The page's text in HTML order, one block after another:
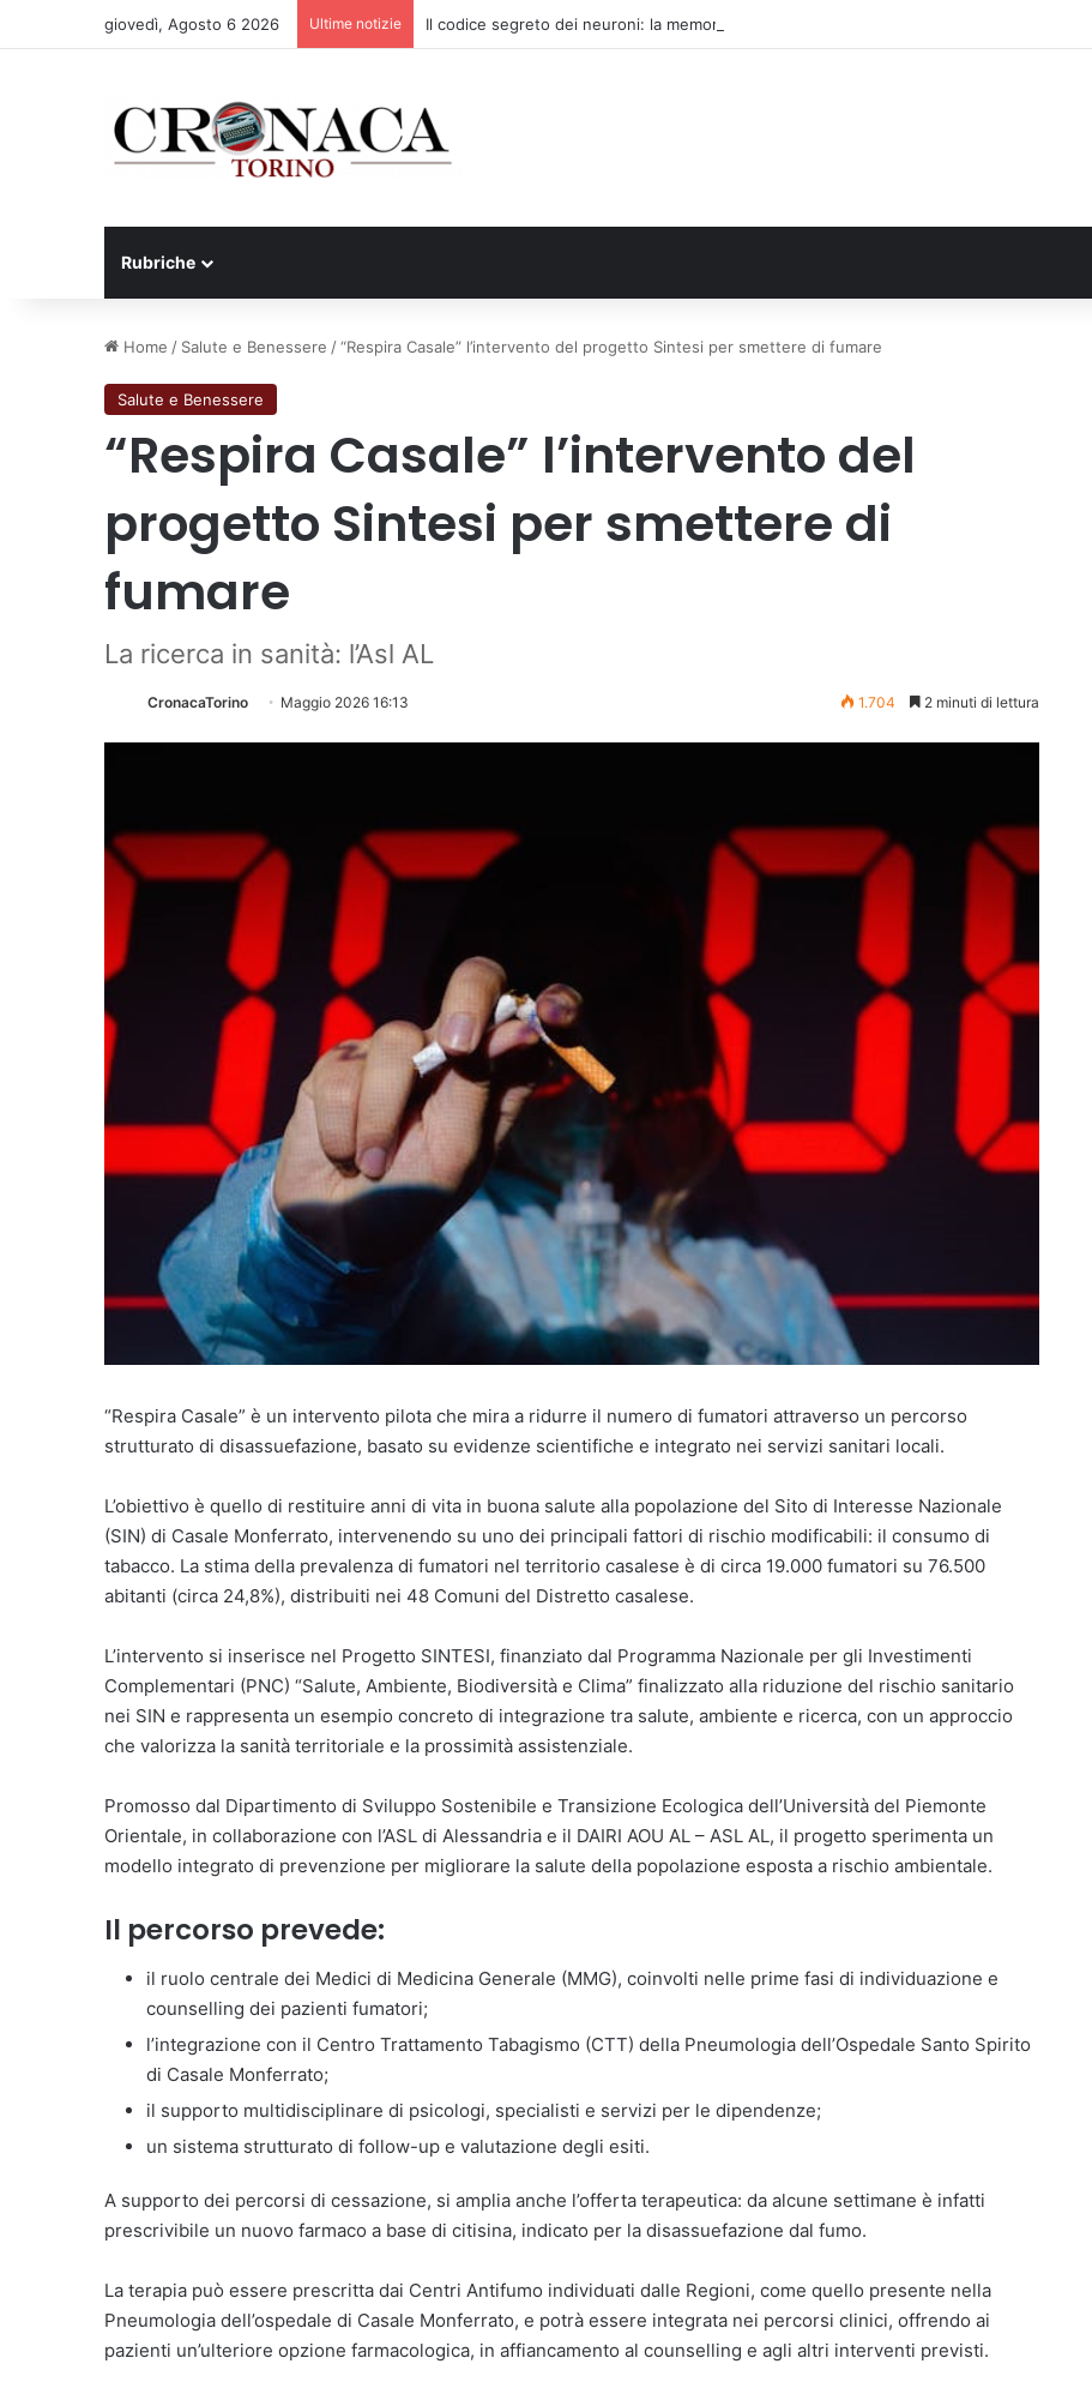
giovedì, Agosto 6 2026 Ultime notizie Il codice segreto dei neuroni: la memoria della nascita che costruisce il cervello
Rubriche
Home / Salute e Benessere /“Respira Casale” l’intervento del progetto Sintesi per smettere di fumare
Salute e Benessere
“Respira Casale” l’intervento del
progetto Sintesi per smettere di
fumare
La ricerca in sanità: l’Asl AL
CronacaTorino Maggio 2026 16:13 1.704 2 minuti di lettura
“Respira Casale” è un intervento pilota che mira a ridurre il numero di fumatori attraverso un percorso
strutturato di disassuefazione, basato su evidenze scientifiche e integrato nei servizi sanitari locali.
L’obiettivo è quello di restituire anni di vita in buona salute alla popolazione del Sito di Interesse Nazionale
(SIN) di Casale Monferrato, intervenendo su uno dei principali fattori di rischio modificabili: il consumo di
tabacco. La stima della prevalenza di fumatori nel territorio casalese è di circa 19.000 fumatori su 76.500
abitanti (circa 24,8%), distribuiti nei 48 Comuni del Distretto casalese.
L’intervento si inserisce nel Progetto SINTESI, finanziato dal Programma Nazionale per gli Investimenti
Complementari (PNC) “Salute, Ambiente, Biodiversità e Clima” finalizzato alla riduzione del rischio sanitario
nei SIN e rappresenta un esempio concreto di integrazione tra salute, ambiente e ricerca, con un approccio
che valorizza la sanità territoriale e la prossimità assistenziale.
Promosso dal Dipartimento di Sviluppo Sostenibile e Transizione Ecologica dell’Università del Piemonte
Orientale, in collaborazione con l’ASL di Alessandria e il DAIRI AOU AL – ASL AL, il progetto sperimenta un
modello integrato di prevenzione per migliorare la salute della popolazione esposta a rischio ambientale.
Il percorso prevede:
il ruolo centrale dei Medici di Medicina Generale (MMG), coinvolti nelle prime fasi di individuazione e
counselling dei pazienti fumatori;
l’integrazione con il Centro Trattamento Tabagismo (CTT) della Pneumologia dell’Ospedale Santo Spirito
di Casale Monferrato;
il supporto multidisciplinare di psicologi, specialisti e servizi per le dipendenze;
un sistema strutturato di follow-up e valutazione degli esiti.
A supporto dei percorsi di cessazione, si amplia anche l’offerta terapeutica: da alcune settimane è infatti
prescrivibile un nuovo farmaco a base di citisina, indicato per la disassuefazione dal fumo.
La terapia può essere prescritta dai Centri Antifumo individuati dalle Regioni, come quello presente nella
Pneumologia dell’ospedale di Casale Monferrato, e potrà essere integrata nei percorsi clinici, offrendo ai
pazienti un’ulteriore opzione farmacologica, in affiancamento al counselling e agli altri interventi previsti.